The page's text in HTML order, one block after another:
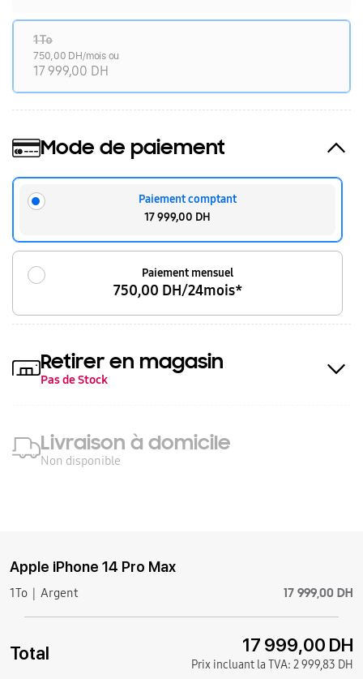
1To
750,00 DH/mois ou
17 999,00 DH
Mode de paiement
Paiement comptant
17 999,00 DH
Paiement mensuel
750,00 DH/24mois*
Retirer en magasin
Pas de Stock
Livraison à domicile
Non disponible
Apple iPhone 14 Pro Max
1To Argent 17 999,00 DH
Total 17 999,00 DH
Prix incluant la TVA: 2 999,83 DH